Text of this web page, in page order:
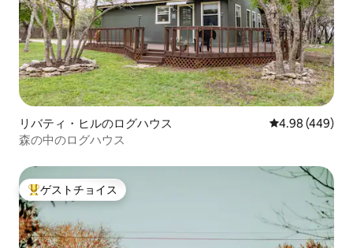
リバティ・ヒルのログハウス レビュー449
4.98 (449)
森の中のログハウス
大好評のゲストチョイスです。
ゲストチョイス